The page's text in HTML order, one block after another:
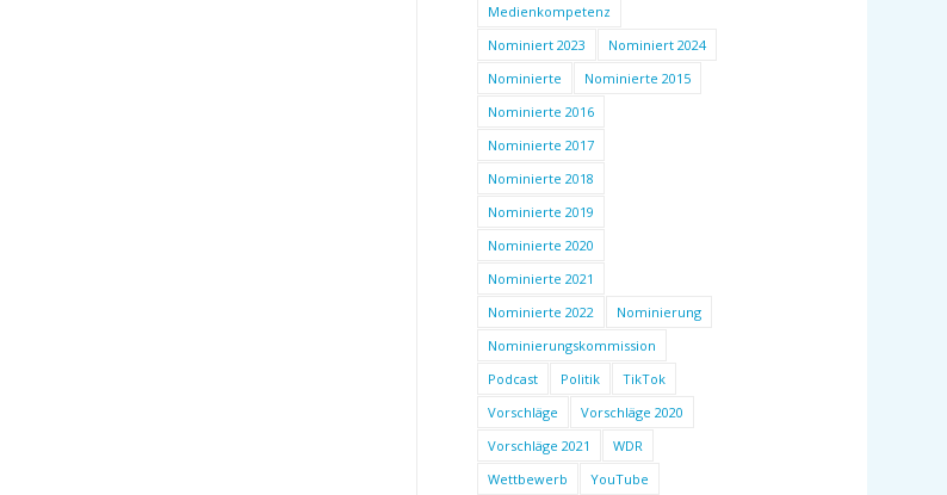
Medienkompetenz
Nominiert 2023
Nominiert 2024
Nominierte
Nominierte 2015
Nominierte 2016
Nominierte 2017
Nominierte 2018
Nominierte 2019
Nominierte 2020
Nominierte 2021
Nominierte 2022
Nominierung
Nominierungskommission
Podcast
Politik
TikTok
Vorschläge
Vorschläge 2020
Vorschläge 2021
WDR
Wettbewerb
YouTube